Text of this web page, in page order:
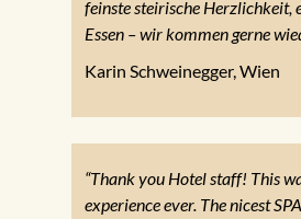
feinste steirische Herzlichkeit,
Essen – wir kommen gerne
Karin Schweinegger, Wien
“Thank you Hotel staff! This
experience ever. The nicest